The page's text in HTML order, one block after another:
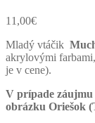
11,00€
Mladý vtáčik
akrylovými
je v cene).
V prípade
obrázku Oriešok